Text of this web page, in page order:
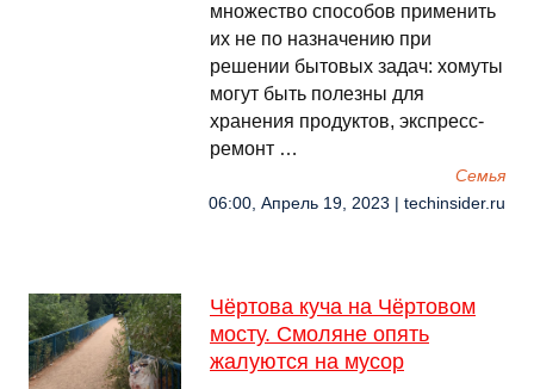
множество способов применить
их не по назначению при
решении бытовых задач: хомуты
могут быть полезны для
хранения продуктов, экспресс-
ремонт …
Семья
06:00, Апрель 19, 2023 | techinsider.ru
Чёртова куча на Чёртовом
мосту. Смоляне опять
жалуются на мусор